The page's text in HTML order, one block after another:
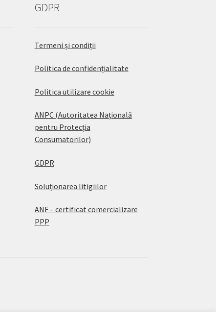
GDPR
Termeni și condiții
Politica de confidențialitate
Politica utilizare cookie
ANPC (Autoritatea Națională
pentru Protecția
Consumatorilor)
GDPR
Soluționarea litigiilor
ANF – certificat comercializare
PPP